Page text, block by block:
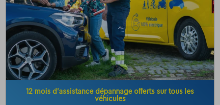
12 mois d’assistance dépannage offerts sur tous les
véhicules